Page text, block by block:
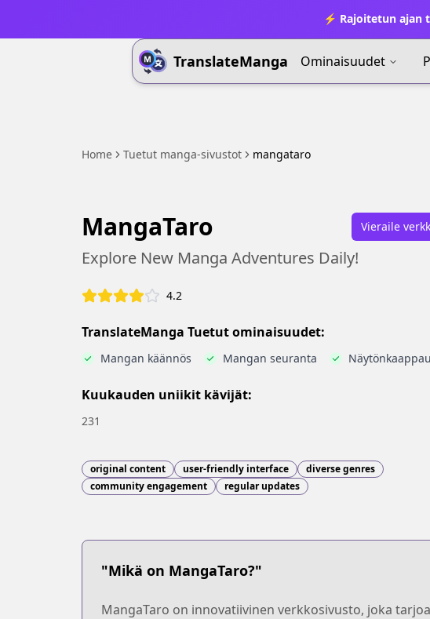
⚡ Rajoitetun ajan
TranslateManga Ominaisuudet
Home Tuetut manga-sivustot mangataro
MangaTaro Vieraile
Explore New Manga Adventures Daily!
4.2
TranslateManga Tuetut ominaisuudet:
Mangan käännös Mangan seuranta
Kuukauden uniikit kävijät:
231
original content user-friendly interface
diverse genres
community engagement
regular updates
"Mikä on MangaTaro?"
MangaTaro on innovatiivinen verkkosivusto, joka